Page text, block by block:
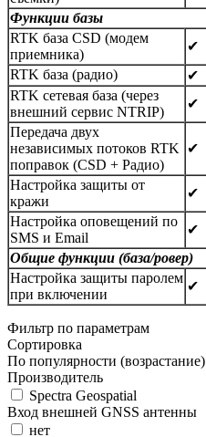
Функции базы
RTK база CSD (модем
приемника)
✔
RTK база (радио)
✔
RTK сетевая база (через
внешний сервис NTRIP)
✔
Передача двух
независимых потоков RTK
поправок (CSD + Радио)
✔
Настройка защиты от
кражи
✔
Настройка оповещений по
SMS и Email
✔
Общие функции (база/ровер)
Настройка защиты паролем
при включении
✔
Фильтр по параметрам
Сортировка
По популярности (возрастание)
Производитель
Spectra Geospatial
Вход внешней GNSS антенны
нет